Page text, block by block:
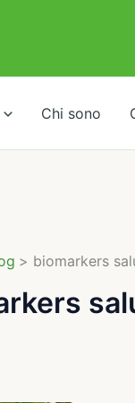
Chi sono
biomarkers